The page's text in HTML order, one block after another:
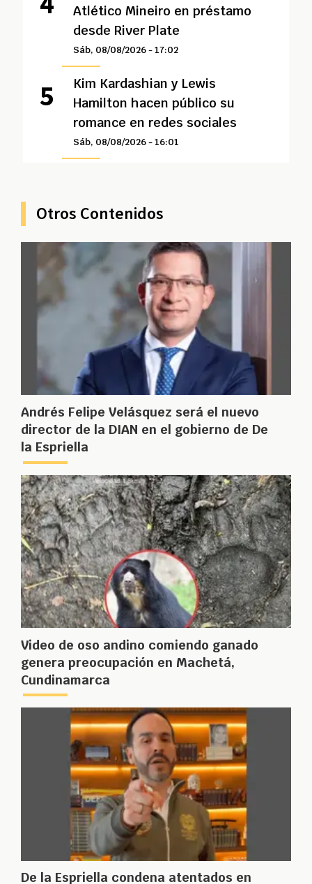
Atlético Mineiro en préstamo
desde River Plate
Sáb, 08/08/2026 - 17:02
Kim Kardashian y Lewis
Hamilton hacen público su
romance en redes sociales
Sáb, 08/08/2026 - 16:01
Otros Contenidos
Andrés Felipe Velásquez será el nuevo
director de la DIAN en el gobierno de De
la Espriella
Video de oso andino comiendo ganado
genera preocupación en Machetá,
Cundinamarca
De la Espriella condena atentados en